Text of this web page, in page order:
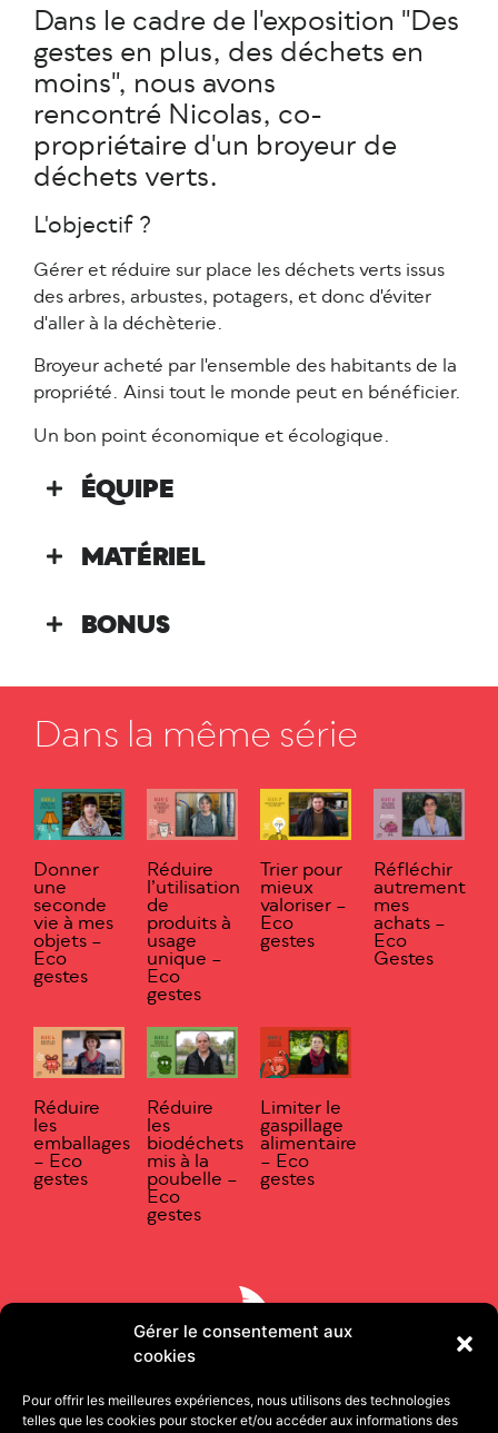
Gérer le consentement aux
cookies
Pour offrir les meilleures expériences, nous utilisons des technologies
telles que les cookies pour stocker et/ou accéder aux informations des
Dans le cadre de l'exposition "Des
gestes en plus, des déchets en
moins", nous avons
rencontré Nicolas, co-
propriétaire d'un broyeur de
déchets verts.
L'objectif ?
Gérer et réduire sur place les déchets verts issus
des arbres, arbustes, potagers, et donc d'éviter
d'aller à la déchèterie.
Broyeur acheté par l'ensemble des habitants de la
propriété. Ainsi tout le monde peut en bénéficier.
Un bon point économique et écologique.
ÉQUIPE
MATÉRIEL
BONUS
Dans la même série
Donner
une
seconde
vie à mes
objets –
Eco
gestes
Réduire
l’utilisation
de
produits à
usage
unique –
Eco
gestes
Trier pour
mieux
valoriser –
Eco
gestes
Réfléchir
autrement
mes
achats –
Eco
Gestes
Réduire
les
emballages
– Eco
gestes
Réduire
les
biodéchets
mis à la
poubelle –
Eco
gestes
Limiter le
gaspillage
alimentaire
– Eco
gestes